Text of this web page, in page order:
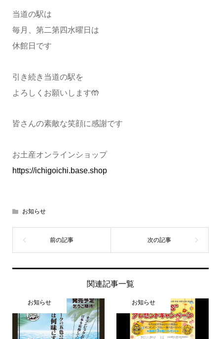
当道の駅は
毎月、第二第四水曜日は
休館日です
引き続き当道の駅を
よろしくお願いします🤲
皆さんの素敵な笑顔に感謝です
お土産オンラインショップ
https://ichigoichi.base.shop
お知らせ
関連記事一覧
お知らせ お知らせ